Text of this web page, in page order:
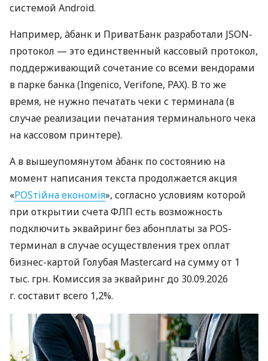
системой Android.
Например, àбанк и ПриватБанк разработали JSON-
протокол — это единственный кассовый протокол,
поддерживающий сочетание со всеми вендорами
в парке банка (Ingenico, Verifone, PAX). В то же
время, не нужно печатать чеки с терминала (в
случае реализации печатания терминального чека
на кассовом принтере).
А в вышеупомянутом àбанк по состоянию на
момент написания текста продолжается акция
«POSтійна економія», согласно условиям которой
при открытии счета ФЛП есть возможность
подключить эквайринг без абонплаты за POS-
терминал в случае осуществления трех оплат
бизнес-картой Голубая Mastercard на сумму от 1
тыс. грн. Комиссия за эквайринг до 30.09.2026
г. составит всего 1,2%.